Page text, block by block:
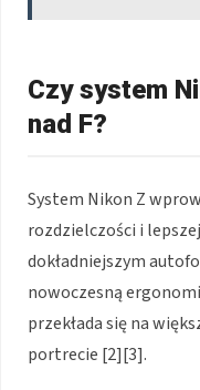
Czy system
nad F?
System Nikon Z
rozdzielczości i
dokładniejszym
nowoczesną
przekłada się na
portrecie [2][3].